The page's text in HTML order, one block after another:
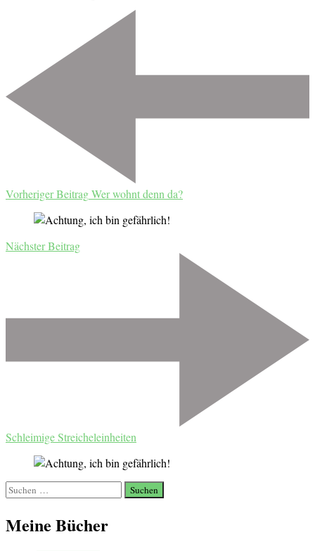
Beitragsnavigation
Vorheriger BeitragWer wohnt denn da?
Nächster Beitrag
Schleimige Streicheleinheiten
Suchen
nach:
Meine Bücher